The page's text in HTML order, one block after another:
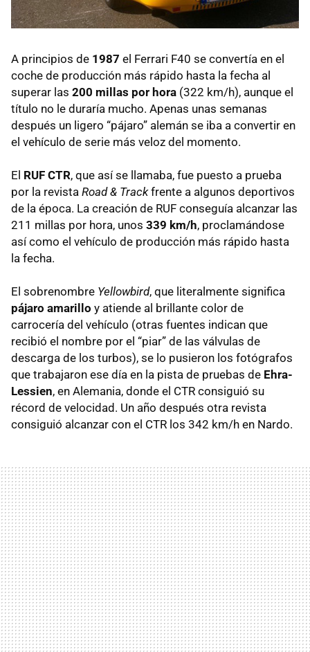
A principios de 1987 el Ferrari F40 se convertía en el
coche de producción más rápido hasta la fecha al
superar las 200 millas por hora (322 km/h), aunque el
título no le duraría mucho. Apenas unas semanas
después un ligero “pájaro” alemán se iba a convertir en
el vehículo de serie más veloz del momento.
El RUF CTR, que así se llamaba, fue puesto a prueba
por la revista Road & Trackfrente a algunos deportivos
de la época. La creación de RUF conseguía alcanzar las
211 millas por hora, unos 339 km/h, proclamándose
así como el vehículo de producción más rápido hasta
la fecha.
El sobrenombre Yellowbird, que literalmente significa
pájaro amarillo y atiende al brillante color de
carrocería del vehículo (otras fuentes indican que
recibió el nombre por el “piar” de las válvulas de
descarga de los turbos), se lo pusieron los fotógrafos
que trabajaron ese día en la pista de pruebas de Ehra-
Lessien, en Alemania, donde el CTR consiguió su
récord de velocidad. Un año después otra revista
consiguió alcanzar con el CTR los 342 km/h en Nardo.